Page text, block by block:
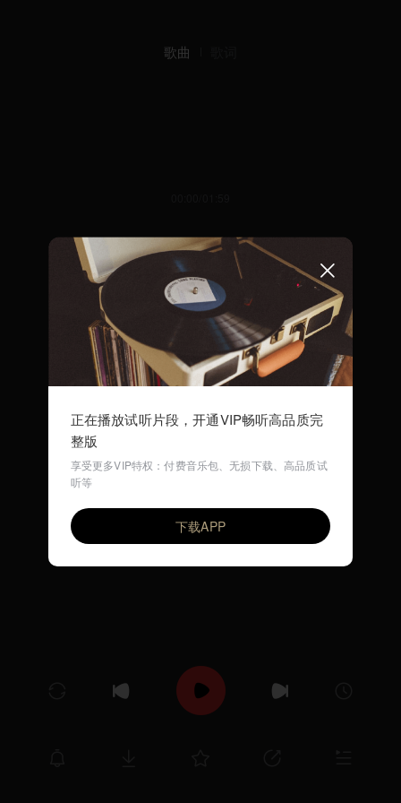
歌曲
VIP 小城故事
正在播放试听片段，开通VIP畅听高品质完
整版
享受更多VIP特权：付费音乐包、无损下载、高品质试
听等
下载APP
